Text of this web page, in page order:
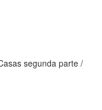
segunda parte /